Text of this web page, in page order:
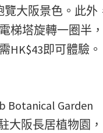
大阪景色。此外
梯塔旋轉一圈半
HK$43即可體驗。
Botanical Garden
大阪長居植物園